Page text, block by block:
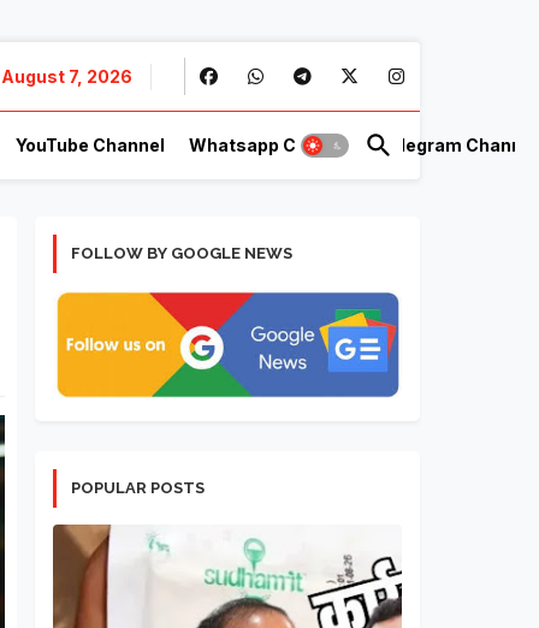
August 7, 2026
YouTube Channel Whatsapp Channel Telegram Channel
FOLLOW BY GOOGLE NEWS
POPULAR POSTS